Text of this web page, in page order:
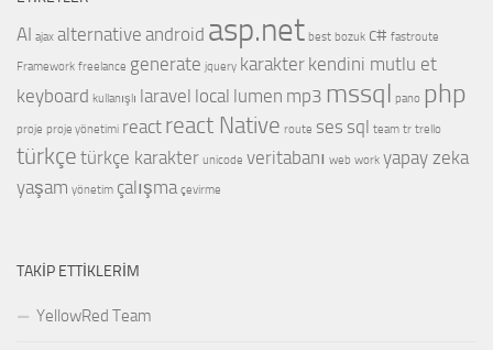
AI ajax alternative android asp.net best bozuk c# fastroute
Framework freelance generate jquery karakter kendini mutlu et
keyboard kullanışlı laravel local lumen mp3 mssql pano php
proje proje yönetimi react react Native route ses sql team tr trello
türkçe türkçe karakter unicode veritabanı web work yapay zeka
yaşam yönetim çalışma çevirme
TAKIP ETTIKLERIM
YellowRed Team